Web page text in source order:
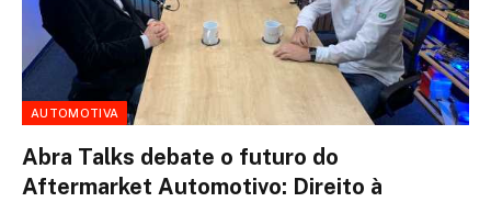
AUTOMOTIVA
Abra Talks debate o futuro do
Aftermarket Automotivo: Direito à